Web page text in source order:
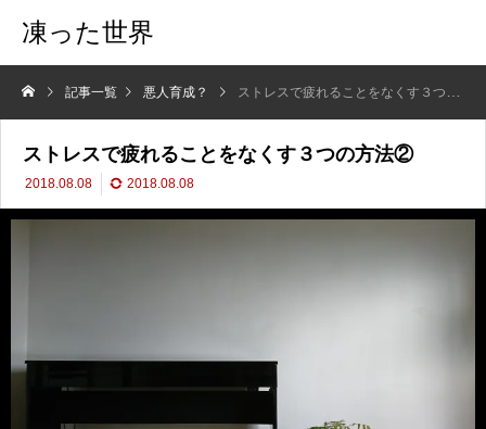
凍った世界
記事一覧 悪人育成？ ストレスで疲れることをなくす３つの方法②
ストレスで疲れることをなくす３つの方法②
2018.08.08 2018.08.08